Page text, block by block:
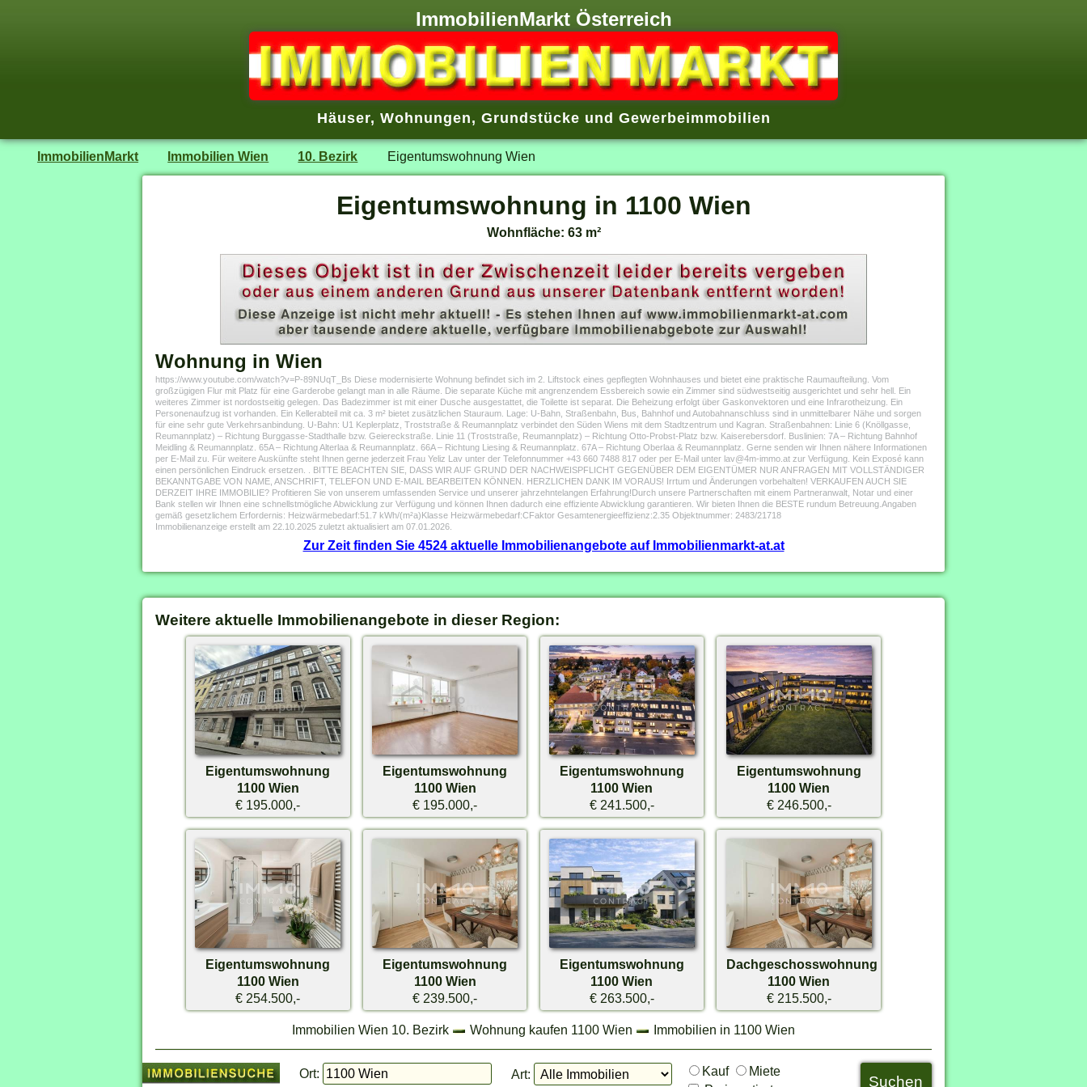
ImmobilienMarkt Österreich
Häuser, Wohnungen, Grundstücke und Gewerbeimmobilien
ImmobilienMarkt Immobilien Wien 10. Bezirk Eigentumswohnung Wien
Eigentumswohnung in 1100 Wien
Wohnfläche: 63 m²
Wohnung in Wien
https://www.youtube.com/watch?v=P-89NUqT_Bs Diese modernisierte Wohnung befindet sich im 2. Liftstock eines gepflegten Wohnhauses und bietet eine praktische Raumaufteilung. Vom
großzügigen Flur mit Platz für eine Garderobe gelangt man in alle Räume. Die separate Küche mit angrenzendem Essbereich sowie ein Zimmer sind südwestseitig ausgerichtet und sehr hell. Ein
weiteres Zimmer ist nordostseitig gelegen. Das Badezimmer ist mit einer Dusche ausgestattet, die Toilette ist separat. Die Beheizung erfolgt über Gaskonvektoren und eine Infrarotheizung. Ein
Personenaufzug ist vorhanden. Ein Kellerabteil mit ca. 3 m² bietet zusätzlichen Stauraum. Lage: U-Bahn, Straßenbahn, Bus, Bahnhof und Autobahnanschluss sind in unmittelbarer Nähe und sorgen
für eine sehr gute Verkehrsanbindung. U-Bahn: U1 Keplerplatz, Troststraße & Reumannplatz verbindet den Süden Wiens mit dem Stadtzentrum und Kagran. Straßenbahnen: Linie 6 (Knöllgasse,
Reumannplatz) – Richtung Burggasse-Stadthalle bzw. Geiereckstraße. Linie 11 (Troststraße, Reumannplatz) – Richtung Otto-Probst-Platz bzw. Kaiserebersdorf. Buslinien: 7A – Richtung Bahnhof
Meidling & Reumannplatz. 65A – Richtung Alterlaa & Reumannplatz. 66A – Richtung Liesing & Reumannplatz. 67A – Richtung Oberlaa & Reumannplatz. Gerne senden wir Ihnen nähere Informationen
per E-Mail zu. Für weitere Auskünfte steht Ihnen gerne jederzeit Frau Yeliz Lav unter der Telefonnummer +43 660 7488 817 oder per E-Mail unter lav@4m-immo.at zur Verfügung. Kein Exposé kann
einen persönlichen Eindruck ersetzen. . BITTE BEACHTEN SIE, DASS WIR AUF GRUND DER NACHWEISPFLICHT GEGENÜBER DEM EIGENTÜMER NUR ANFRAGEN MIT VOLLSTÄNDIGER
BEKANNTGABE VON NAME, ANSCHRIFT, TELEFON UND E-MAIL BEARBEITEN KÖNNEN. HERZLICHEN DANK IM VORAUS! Irrtum und Änderungen vorbehalten! VERKAUFEN AUCH SIE
DERZEIT IHRE IMMOBILIE? Profitieren Sie von unserem umfassenden Service und unserer jahrzehntelangen Erfahrung!Durch unsere Partnerschaften mit einem Partneranwalt, Notar und einer
Bank stellen wir Ihnen eine schnellstmögliche Abwicklung zur Verfügung und können Ihnen dadurch eine effiziente Abwicklung garantieren. Wir bieten Ihnen die BESTE rundum Betreuung.Angaben
gemäß gesetzlichem Erfordernis: Heizwärmebedarf:51.7 kWh/(m²a)Klasse Heizwärmebedarf:CFaktor Gesamtenergieeffizienz:2.35 Objektnummer: 2483/21718
Immobilienanzeige erstellt am 22.10.2025 zuletzt aktualisiert am 07.01.2026.
Zur Zeit finden Sie 4524 aktuelle Immobilienangebote auf Immobilienmarkt-at.at
Weitere aktuelle Immobilienangebote in dieser Region:
Eigentumswohnung
1100 Wien
€ 195.000,-
Eigentumswohnung
1100 Wien
€ 195.000,-
Eigentumswohnung
1100 Wien
€ 241.500,-
Eigentumswohnung
1100 Wien
€ 246.500,-
Eigentumswohnung
1100 Wien
€ 254.500,-
Eigentumswohnung
1100 Wien
€ 239.500,-
Eigentumswohnung
1100 Wien
€ 263.500,-
Dachgeschosswohnung
1100 Wien
€ 215.500,-
Immobilien Wien 10. Bezirk Wohnung kaufen 1100 Wien Immobilien in 1100 Wien
Ort: Art: Kauf
Miete